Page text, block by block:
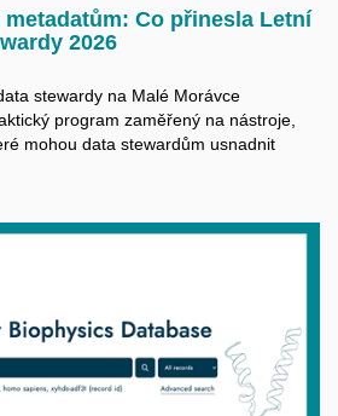
Co přinesla Letní
2026
stewardy na Malé Morávce
program zaměřený na nástroje,
mohou data stewardům usnadnit